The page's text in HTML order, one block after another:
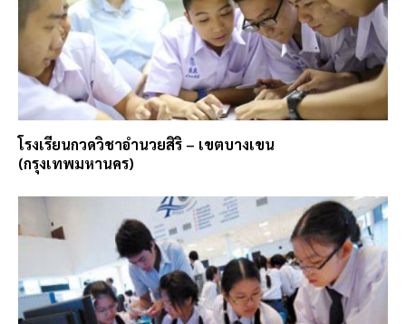
โรงเรียนกวดวิชาอำนวยสิริ – เขตบางเขน
(กรุงเทพมหานคร)